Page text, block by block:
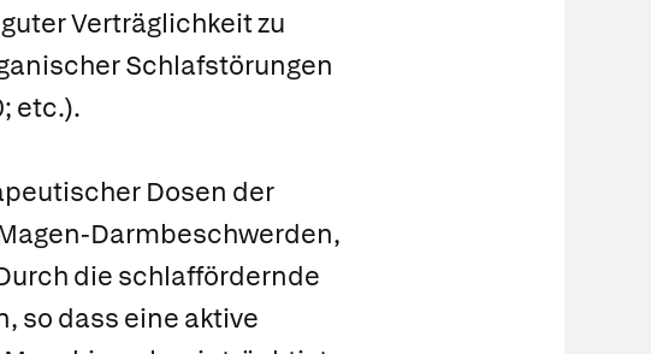
Verträglichkeit zu
Schlafstörungen
etc.).
Dosen der
Darmbeschwerden,
die schlaffördernde
so dass eine aktive